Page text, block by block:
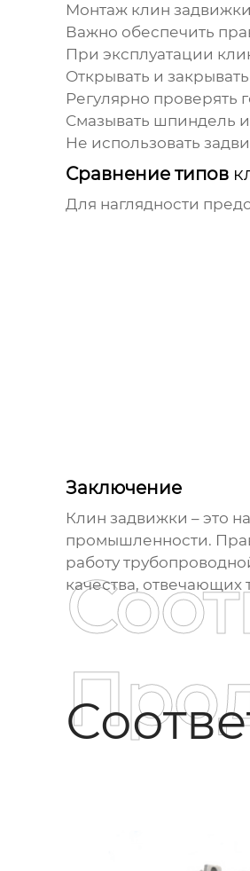
Монтаж клин задвижки
Важно обеспечить
При эксплуатации
Открывать и
Регулярно проверять
Смазывать шпиндель
Не использовать
Сравнение типов
Для наглядности
Заключение
Клин задвижки – это
промышленности.
работу
качества,